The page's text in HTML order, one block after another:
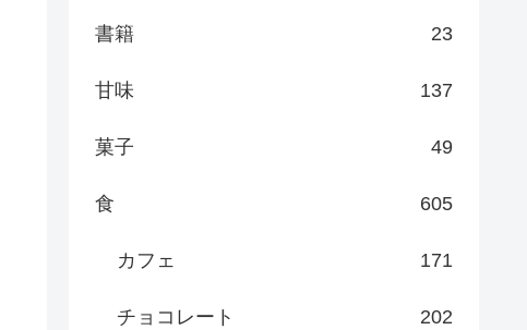
書籍 23
甘味 137
菓子 49
食 605
カフェ 171
チョコレート 202